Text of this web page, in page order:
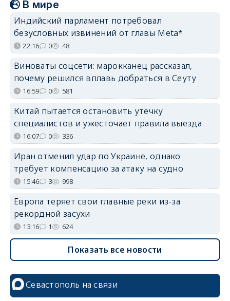
В мире
Индийский парламент потребовал
безусловных извинений от главы Meta*
22:16 0 48
Виноваты соцсети: марокканец рассказал,
почему решился вплавь добраться в Сеуту
16:59 0 581
Китай пытается остановить утечку
специалистов и ужесточает правила выезда
16:07 0 336
Иран отменил удар по Украине, однако
требует компенсацию за атаку на судно
15:46 3 998
Европа теряет свои главные реки из-за
рекордной засухи
13:16 1 624
Показать все новости
Севастополь на связи